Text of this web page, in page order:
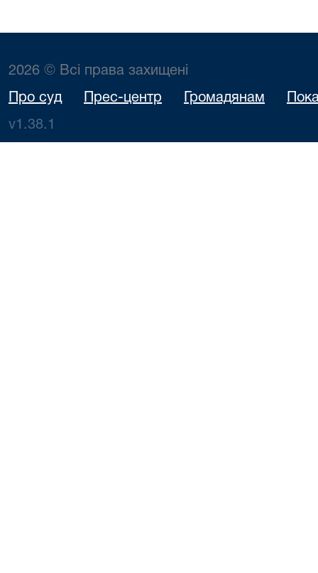
2026 © Всі права захищені
Про суд Прес-центр Громадянам
v1.38.1